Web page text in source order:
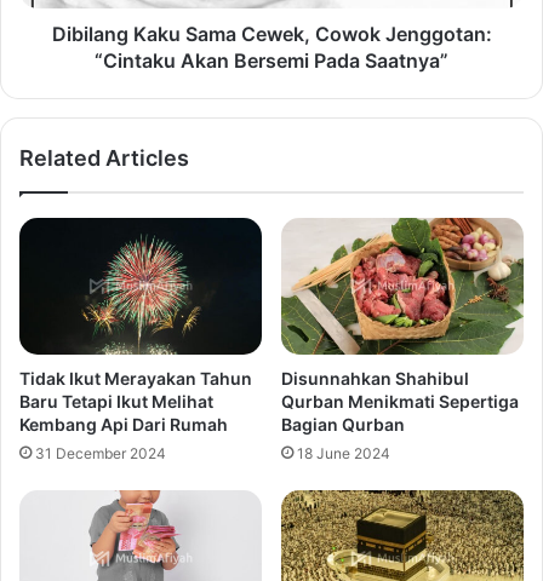
Dibilang Kaku Sama Cewek, Cowok Jenggotan:
“Cintaku Akan Bersemi Pada Saatnya”
Related Articles
Tidak Ikut Merayakan Tahun
Baru Tetapi Ikut Melihat
Kembang Api Dari Rumah
31 December 2024
Disunnahkan Shahibul
Qurban Menikmati Sepertiga
Bagian Qurban
18 June 2024